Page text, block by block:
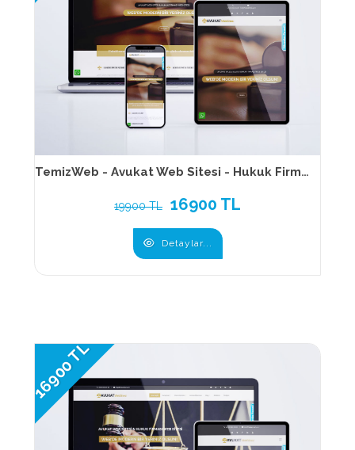
TemizWeb - Avukat Web Sitesi - Hukuk Firması Web Sitesi 173
19900 TL 16900 TL
Detaylar...
16900 TL